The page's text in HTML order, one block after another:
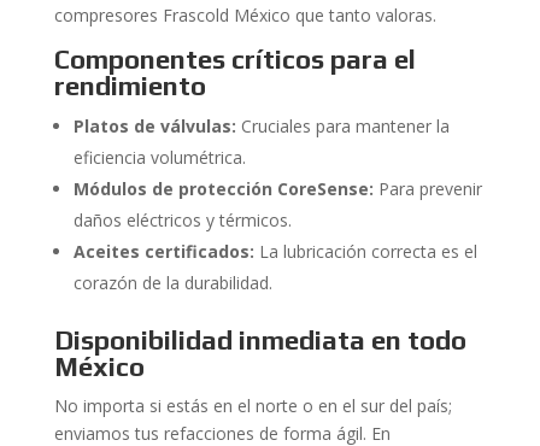
compresores Frascold México que tanto valoras.
Componentes críticos para el
rendimiento
Platos de válvulas: Cruciales para mantener la
eficiencia volumétrica.
Módulos de protección CoreSense: Para prevenir
daños eléctricos y térmicos.
Aceites certificados: La lubricación correcta es el
corazón de la durabilidad.
Disponibilidad inmediata en todo
México
No importa si estás en el norte o en el sur del país;
enviamos tus refacciones de forma ágil. En